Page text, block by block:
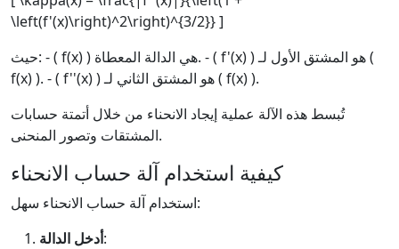
\left(f'(x)\right)^2\right)^{3/2}} ]
حيث: - ( f(x) ) هي الدالة المعطاة. - ( f'(x) ) هو المشتق الأول لـ (
f(x) ). - ( f''(x) ) هو المشتق الثاني لـ ( f(x) ).
تُبسط هذه الآلة عملية إيجاد الانحناء من خلال أتمتة حسابات
المشتقات وتصور المنحنى.
كيفية استخدام آلة حساب الانحناء
استخدام آلة حساب الانحناء سهل:
أدخل الدالة: